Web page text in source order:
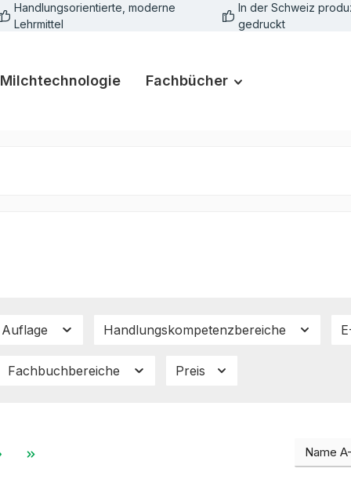
Handlungsorientierte, moderne
Lehrmittel
In der Schweiz
gedruckt
Milchtechnologie Fachbücher
Auflage Handlungskompetenzbereiche
Fachbuchbereiche Preis